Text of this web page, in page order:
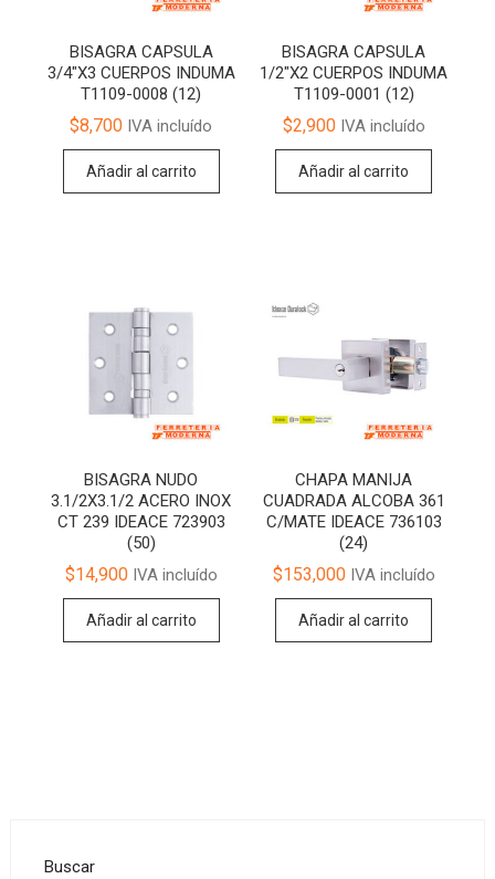
BISAGRA CAPSULA
3/4″X3 CUERPOS INDUMA
T1109-0008 (12)
$8,700 IVA incluído
Añadir al carrito
BISAGRA CAPSULA
1/2″X2 CUERPOS INDUMA
T1109-0001 (12)
$2,900IVA incluído
Añadir al carrito
BISAGRA NUDO
3.1/2X3.1/2 ACERO INOX
CT 239 IDEACE 723903
(50)
$14,900IVA incluído
Añadir al carrito
CHAPA MANIJA
CUADRADA ALCOBA 361
C/MATE IDEACE 736103
(24)
$153,000IVA incluído
Añadir al carrito
Buscar